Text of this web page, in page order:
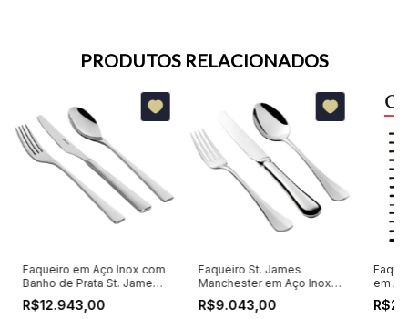
PRODUTOS RELACIONADOS
Faqueiro em Aço Inox com
Banho de Prata St. James
New Silhouette 130 Peças
R$12.943,00
Faqueiro St. James
Manchester em Aço Inox
130 peças
R$9.043,00
em
St.